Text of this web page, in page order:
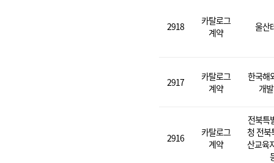
2918
카탈로그
계약
울산
2917
카탈로그
계약
한국해
개
2916
카탈로그
계약
전북특
청 전북
산교육